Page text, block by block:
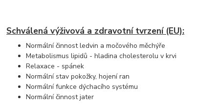
Schválená výživová a zdravotní tvrzení (EU):
Normální činnost ledvin a močového měchýře
Metabolismus lipidů - hladina cholesterolu v krvi
Relaxace - spánek
Normální stav pokožky, hojení ran
Normální funkce dýchacího systému
Normální činnost jater